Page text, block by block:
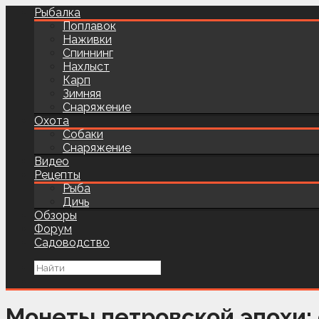
Рыбалка
Поплавок
Наживки
Спиннинг
Нахлыст
Карп
Зимняя
Снаряжение
Охота
Собаки
Снаряжение
Видео
Рецепты
Рыба
Дичь
Обзоры
Форум
Садоводство